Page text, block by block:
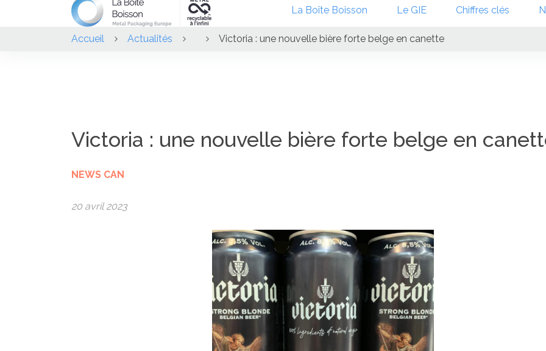
La Boîte Boisson Le GIE Chiffres clés
Accueil Actualités Victoria : une nouvelle bière forte belge en canette
Victoria : une nouvelle bière forte belge en
NEWS CAN
20 avril 2023